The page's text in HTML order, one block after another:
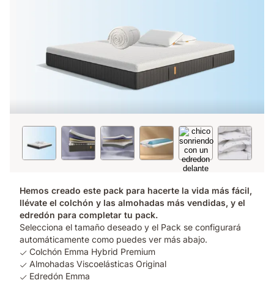
Hemos creado este pack para hacerte la vida más fácil,
llévate el colchón y las almohadas más vendidas, y el
edredón para completar tu pack.
Selecciona el tamaño deseado y el Pack se configurará
automáticamente como puedes ver más abajo.
Colchón Emma Hybrid Premium
Almohadas Viscoelásticas Original
Edredón Emma